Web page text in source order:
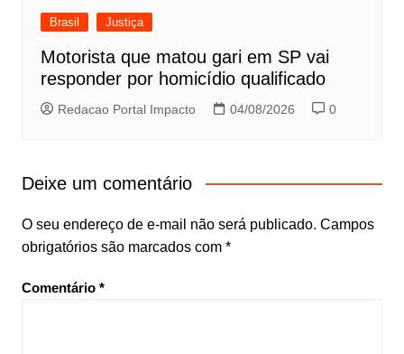
Brasil Justiça
Motorista que matou gari em SP vai
responder por homicídio qualificado
Redacao Portal Impacto 04/08/2026 0
Deixe um comentário
O seu endereço de e-mail não será publicado. Campos
obrigatórios são marcados com *
Comentário *